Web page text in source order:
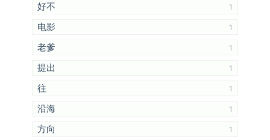
好不 1
电影 1
老爹 1
提出 1
往 1
沿海 1
方向 1